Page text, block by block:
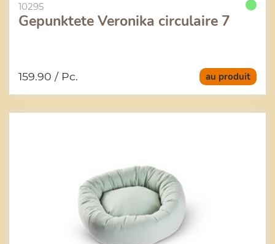
10295
Gepunktete Veronika circulaire 7
au produit
159.90 / Pc.